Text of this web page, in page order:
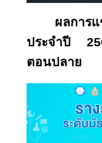
ผลการ
ประจำปี
ตอนปลาย